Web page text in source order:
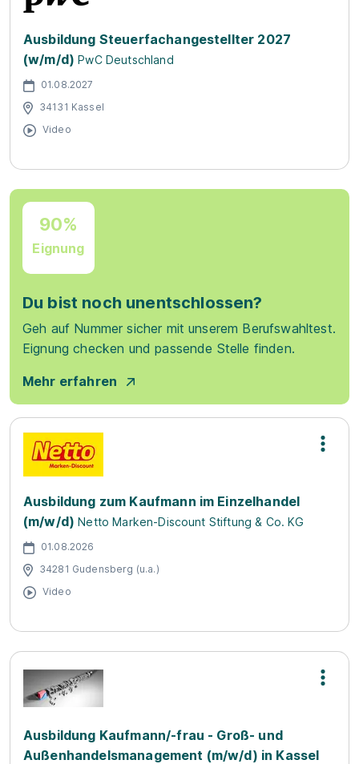
Ausbildung Steuerfachangestellter 2027
(w/m/d) PwC Deutschland
01.08.2027
34131 Kassel
Video
90%
Eignung
Du bist noch unentschlossen?
Geh auf Nummer sicher mit unserem Berufswahltest.
Eignung checken und passende Stelle finden.
Mehr erfahren
Ausbildung zum Kaufmann im Einzelhandel
(m/w/d) Netto Marken-Discount Stiftung & Co. KG
01.08.2026
34281 Gudensberg (u.a.)
Video
Ausbildung Kaufmann/-frau - Groß- und
Außenhandelsmanagement (m/w/d) in Kassel